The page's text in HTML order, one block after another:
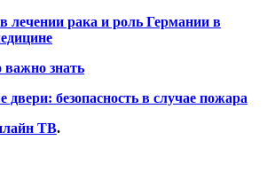
лечении рака и роль Германии в
важно знать
безопасность в случае пожара
ТВ.